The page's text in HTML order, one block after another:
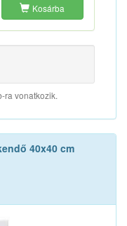
Kosárba
ra vonatkozik.
40x40 cm